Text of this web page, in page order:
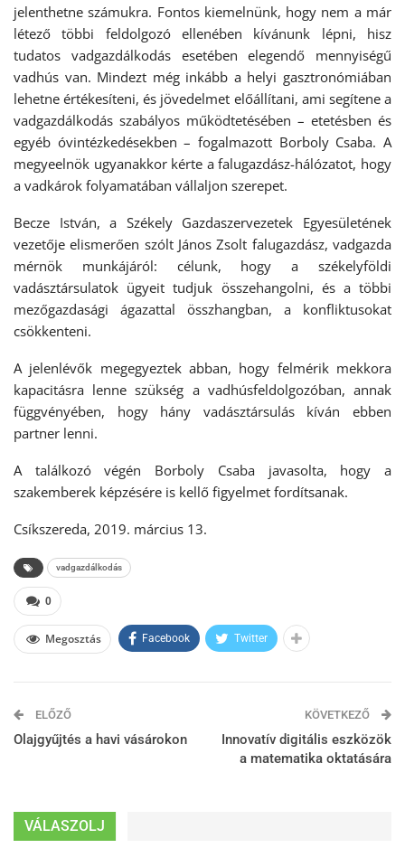
jelenthetne számukra. Fontos kiemelnünk, hogy nem a már
létező többi feldolgozó ellenében kívánunk lépni, hisz
tudatos vadgazdálkodás esetében elegendő mennyiségű
vadhús van. Mindezt még inkább a helyi gasztronómiában
lehetne értékesíteni, és jövedelmet előállítani, ami segítene a
vadgazdálkodás szabályos működtetésében – etetésben és
egyéb óvintézkedésekben – fogalmazott Borboly Csaba. A
megyeelnök ugyanakkor kérte a falugazdász-hálózatot, hogy
a vadkárok folyamatában vállaljon szerepet.
Becze István, a Székely Gazdaszervezetek Egyesületének
vezetője elismerően szólt János Zsolt falugazdász, vadgazda
mérnök munkájáról: célunk, hogy a székelyföldi
vadásztársulatok ügyeit tudjuk összehangolni, és a többi
mezőgazdasági ágazattal összhangban, a konfliktusokat
csökkenteni.
A jelenlévők megegyeztek abban, hogy felmérik mekkora
kapacitásra lenne szükség a vadhúsfeldolgozóban, annak
függvényében, hogy hány vadásztársulás kíván ebben
partner lenni.
A találkozó végén Borboly Csaba javasolta, hogy a
szakemberek képzésére is kellő figyelmet fordítsanak.
Csíkszereda, 2019. március 13.
vadgazdálkodás
0
Megosztás Facebook Twitter
ELŐZŐ
Olajgyűjtés a havi vásárokon
KÖVETKEZŐ
Innovatív digitális eszközök
a matematika oktatására
VÁLASZOLJ